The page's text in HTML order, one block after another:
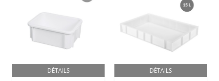
DÉTAILS DÉTAILS